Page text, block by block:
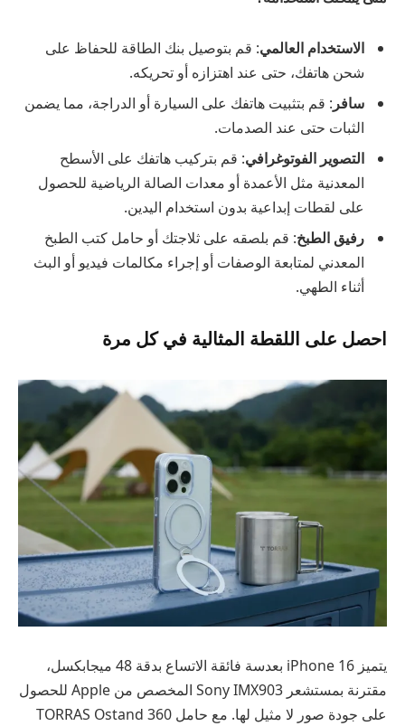
الاستخدام العالمي: قم بتوصيل بنك الطاقة للحفاظ على
شحن هاتفك، حتى عند اهتزازه أو تحريكه.
سافر : قم بتثبيت هاتفك على السيارة أو الدراجة، مما يضمن
الثبات حتى عند الصدمات.
التصوير الفوتوغرافي: قم بتركيب هاتفك على الأسطح
المعدنية مثل الأعمدة أو معدات الصالة الرياضية للحصول
على لقطات إبداعية بدون استخدام اليدين.
رفيق الطبخ: قم بلصقه على ثلاجتك أو حامل كتب الطبخ
المعدني لمتابعة الوصفات أو إجراء مكالمات فيديو أو البث
أثناء الطهي.
احصل على اللقطة المثالية في كل مرة
يتميز iPhone 16 بعدسة فائقة الاتساع بدقة 48 ميجابكسل،
مقترنة بمستشعر Sony IMX903 المخصص من Apple للحصول
على جودة صور لا مثيل لها. مع حامل TORRAS Ostand 360